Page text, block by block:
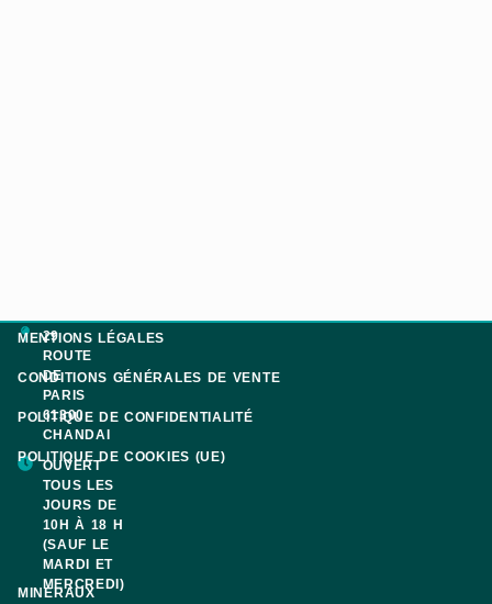
MINERAUX
29
ROUTE
DE
PARIS
61300
CHANDAI
OUVERT
TOUS LES
JOURS DE
10H À 18 H
(SAUF LE
MARDI ET
MERCREDI)
MENTIONS LÉGALES
CONDITIONS GÉNÉRALES DE VENTE
POLITIQUE DE CONFIDENTIALITÉ
POLITIQUE DE COOKIES (UE)